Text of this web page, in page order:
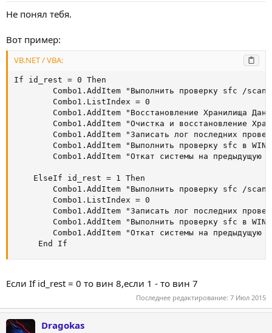
Не понял тебя.
Вот пример:
VB.NET / VBA:
If id_rest = 0 Then
Combo1.AddItem "Выполнить проверку sfc /
        Combo1.ListIndex = 0
Combo1.AddItem "Восстановление Хранилища
Combo1.AddItem "Очистка и восстановление
Combo1.AddItem "Записать лог последних
Combo1.AddItem "Выполнить проверку sfc в WIN
Combo1.AddItem "Откат системы на предыдущую
    ElseIf id_rest = 1 Then
Combo1.AddItem "Выполнить проверку sfc /
        Combo1.ListIndex = 0
Combo1.AddItem "Записать лог последних
Combo1.AddItem "Выполнить проверку sfc в WIN
Combo1.AddItem "Откат системы на предыдущую
     End If
Если If id_rest = 0 то вин 8,если 1 - то вин 7
Последнее редактирование: 7 Июл 2015
Dragokas